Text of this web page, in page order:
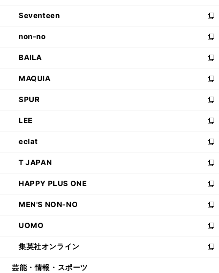
開
く
ウ
で
開
く
ン
ド
ウ
で
開
く
Seventeen
新
し
い
ウ
ィ
ン
ド
ウ
で
開
く
non-no
新
し
い
ウ
ィ
ン
ド
ウ
で
開
く
BAILA
新
し
い
ウ
ィ
ン
ド
ウ
で
開
く
MAQUIA
新
し
い
ウ
ィ
ン
ド
ウ
で
開
く
SPUR
新
し
い
ウ
ィ
ン
ド
ウ
で
開
く
LEE
新
し
い
ウ
ィ
ン
ド
ウ
で
開
く
eclat
新
し
い
ウ
ィ
ン
ド
ウ
で
開
く
T JAPAN
新
し
い
ウ
ィ
ン
ド
ウ
で
開
HAPPY PLUS ONE
新
し
い
ウ
ィ
ン
ド
ウ
MEN'S NON-NO
新
し
い
ウ
ィ
ン
UOMO
新
し
い
ウ
集英社オンライン
新
し
芸能・情報・スポーツ